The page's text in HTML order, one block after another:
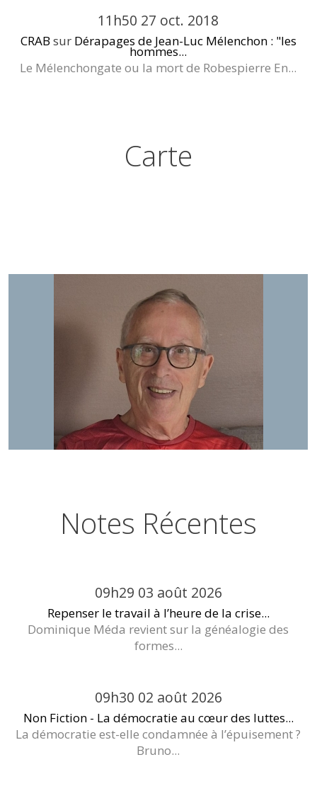
11h50 27 oct. 2018
CRAB sur Dérapages de Jean-Luc Mélenchon : "les
hommes...
Le Mélenchongate ou la mort de Robespierre En...
Carte
Notes Récentes
09h29 03 août 2026
Repenser le travail à l’heure de la crise...
Dominique Méda revient sur la généalogie des
formes...
09h30 02 août 2026
Non Fiction - La démocratie au cœur des luttes...
La démocratie est-elle condamnée à l’épuisement ?
Bruno...